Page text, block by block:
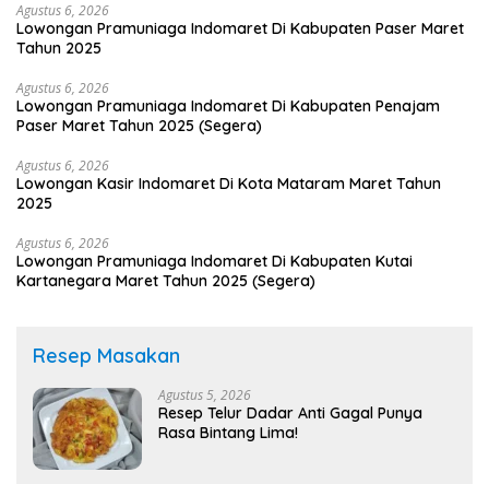
Agustus 6, 2026
Lowongan Pramuniaga Indomaret Di Kabupaten Paser Maret
Tahun 2025
Agustus 6, 2026
Lowongan Pramuniaga Indomaret Di Kabupaten Penajam
Paser Maret Tahun 2025 (Segera)
Agustus 6, 2026
Lowongan Kasir Indomaret Di Kota Mataram Maret Tahun
2025
Agustus 6, 2026
Lowongan Pramuniaga Indomaret Di Kabupaten Kutai
Kartanegara Maret Tahun 2025 (Segera)
Resep Masakan
Agustus 5, 2026
Resep Telur Dadar Anti Gagal Punya
Rasa Bintang Lima!